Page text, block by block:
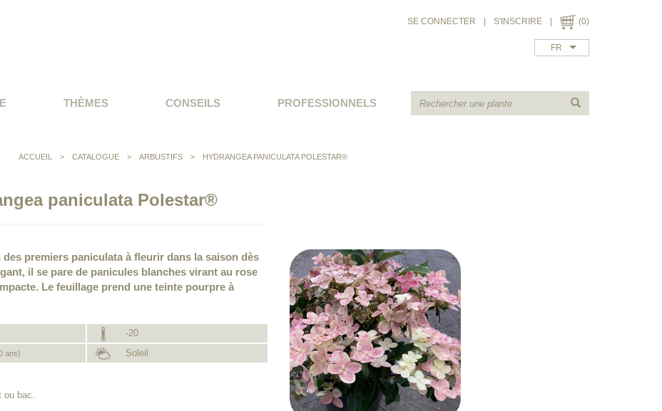
SE CONNECTER S'INSCRIRE (0)
FR
THÈMES CONSEILS PROFESSIONNELS
ACCUEIL > CATALOGUE > ARBUSTIFS > HYDRANGEA PANICULATA POLESTAR®
paniculata Polestar®
des premiers paniculata à fleurir dans la saison dès
il se pare de panicules blanches virant au rose
Le feuillage prend une teinte pourpre à
-20
ans) Soleil
ou bac.